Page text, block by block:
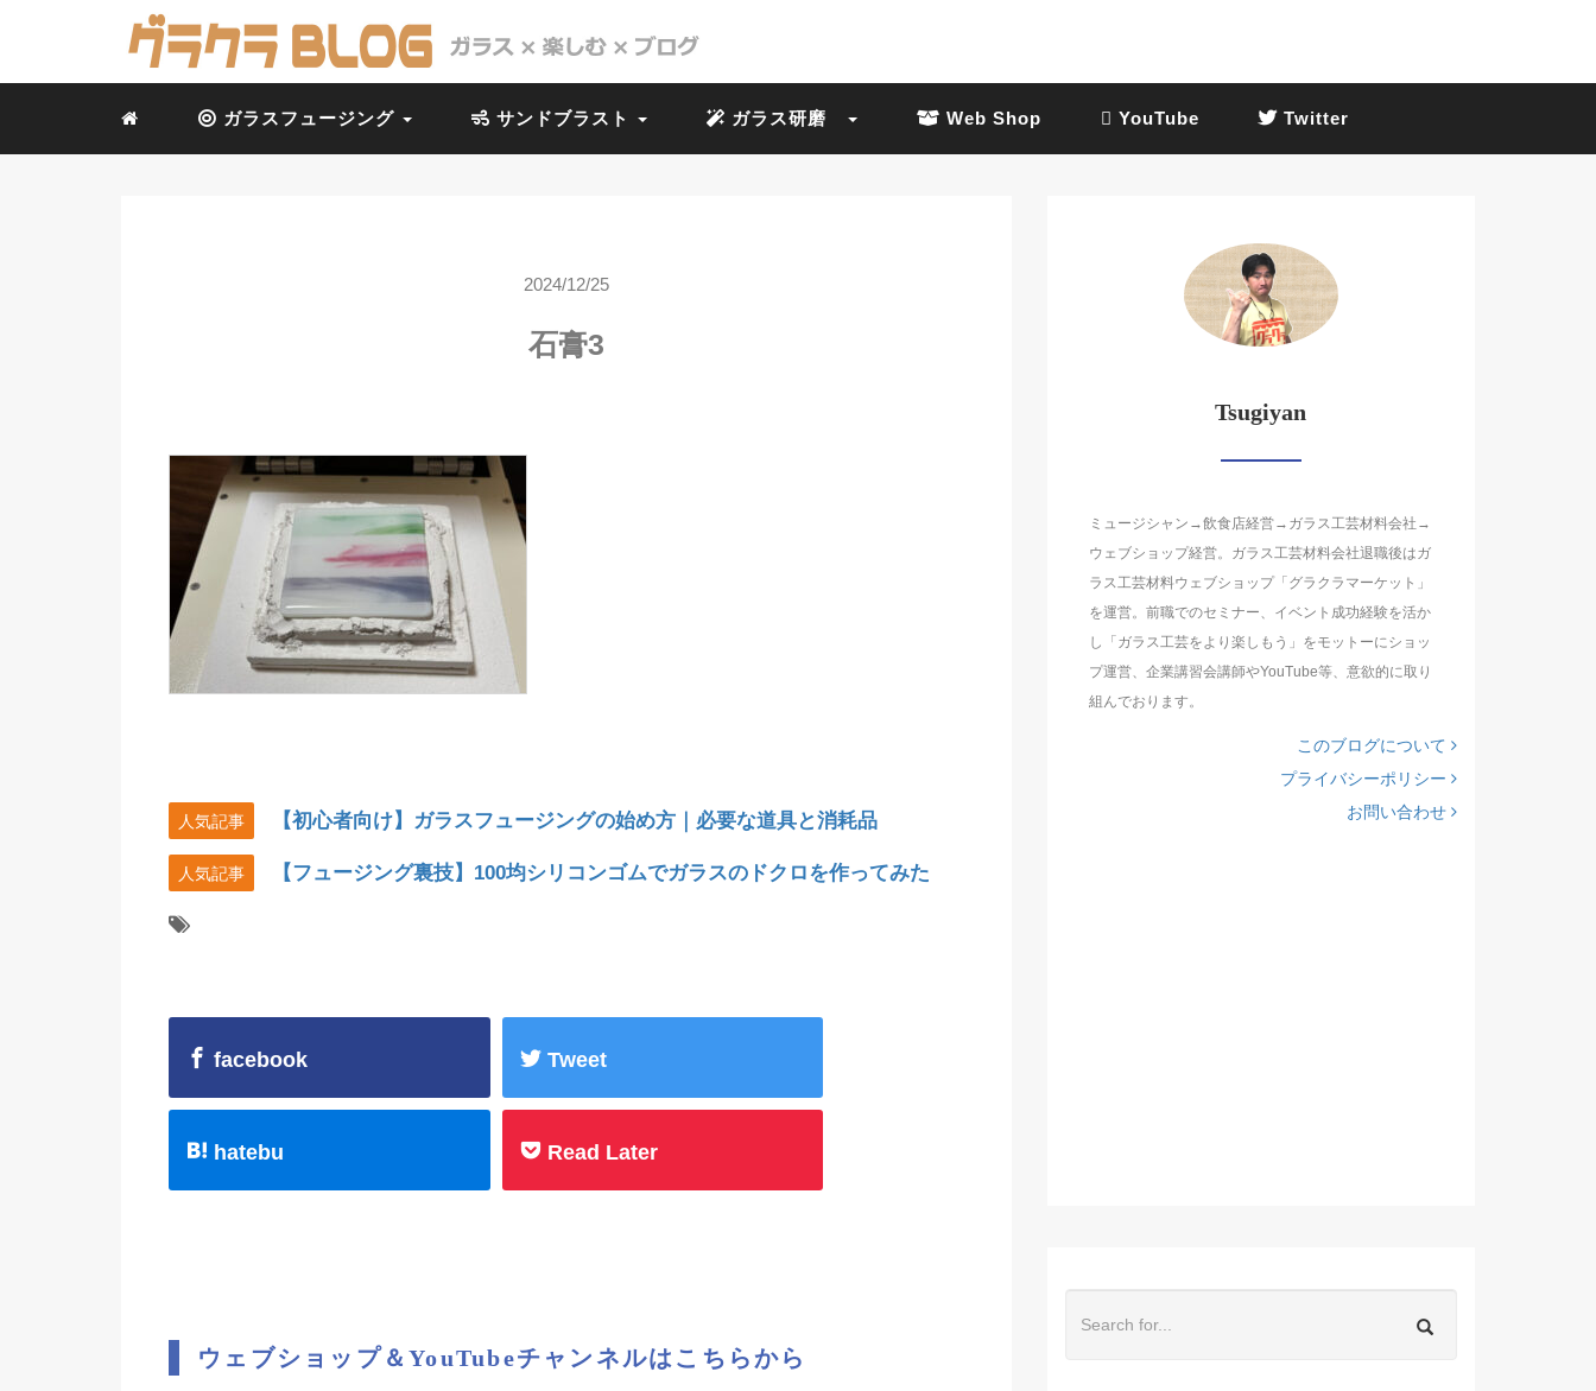
ガラスフュージング サンドブラスト ガラス研磨 Web Shop YouTube Twitter
2024/12/25
石膏3
人気記事 【初心者向け】ガラスフュージングの始め方｜必要な道具と消耗品
人気記事 【フュージング裏技】100均シリコンゴムでガラスのドクロを作ってみた
facebook Tweet
hatebu Read Later
ウェブショップ＆YouTubeチャンネルはこちらから
Tsugiyan
ミュージシャン→飲食店経営→ガラス工芸材料会社→
ウェブショップ経営。ガラス工芸材料会社退職後はガ
ラス工芸材料ウェブショップ「グラクラマーケット」
を運営。前職でのセミナー、イベント成功経験を活か
し「ガラス工芸をより楽しもう」をモットーにショッ
プ運営、企業講習会講師やYouTube等、意欲的に取り
組んでおります。
このブログについて
プライバシーポリシー
お問い合わせ